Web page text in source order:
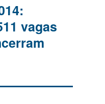
vagas